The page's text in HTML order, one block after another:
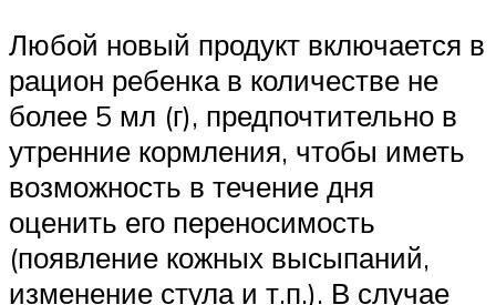
Любой новый продукт включается в
рацион ребенка в количестве не
более 5 мл (г), предпочтительно в
утренние кормления, чтобы иметь
возможность в течение дня
оценить его переносимость
(появление кожных высыпаний,
изменение стула и т.п.). В случае